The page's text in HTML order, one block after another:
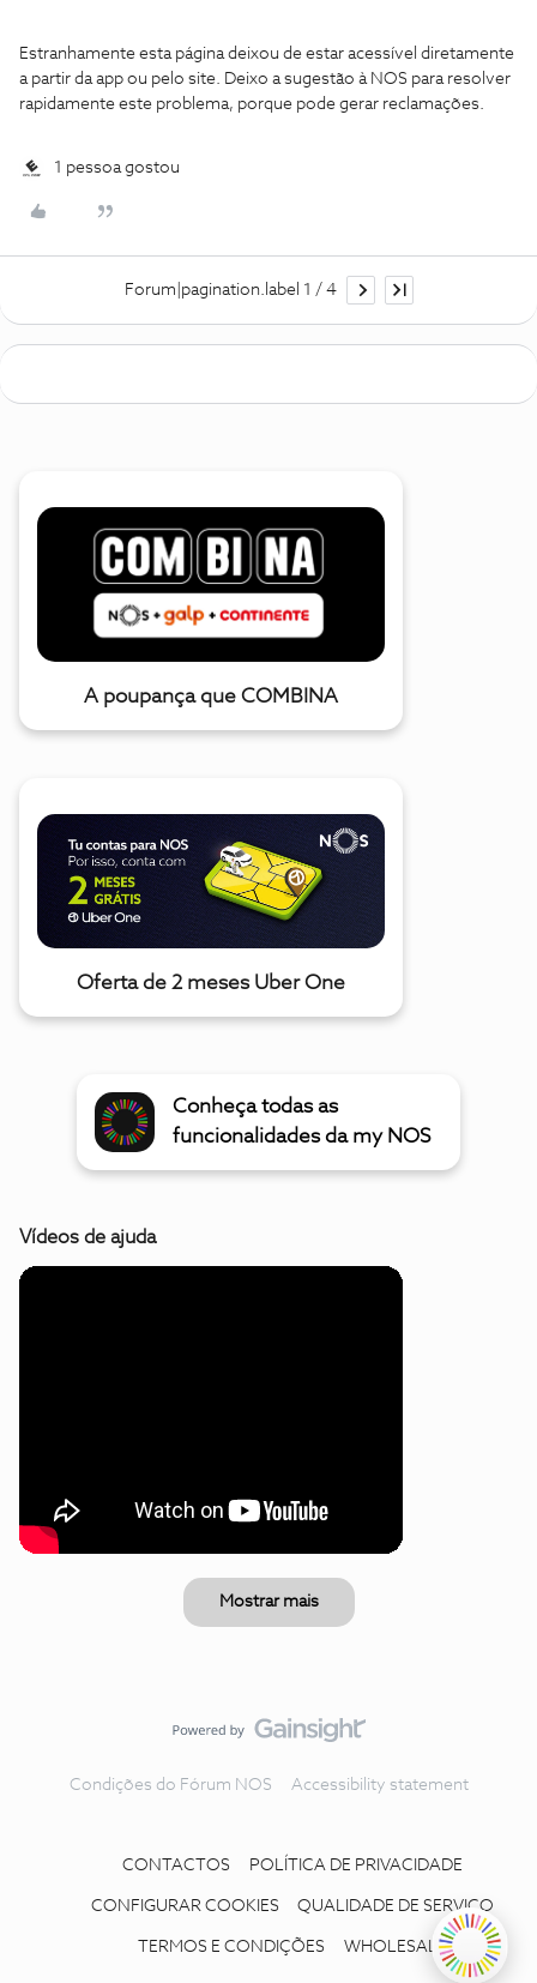
Estranhamente esta página deixou de estar acessível diretamente
a partir da app ou pelo site. Deixo a sugestão à NOS para resolver
rapidamente este problema, porque pode gerar reclamações.
1 pessoa gostou
Forum|pagination.label 1 / 4
A poupança que COMBINA
Oferta de 2 meses Uber One
Conheça todas as
funcionalidades da my NOS
Vídeos de ajuda
Mostrar mais
Condições do Fórum NOS Accessibility statement
CONTACTOS POLÍTICA DE PRIVACIDADE
CONFIGURAR COOKIES QUALIDADE DE SERVIÇO
TERMOS E CONDIÇÕES WHOLESALE